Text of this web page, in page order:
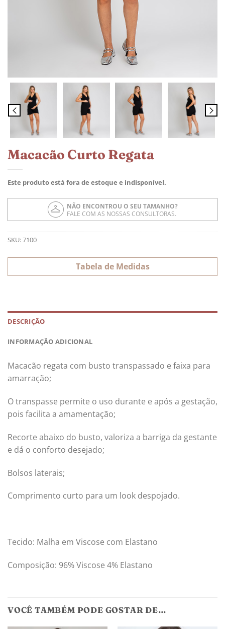
Macacão Curto Regata
Este produto está fora de estoque e indisponível.
NÃO ENCONTROU O SEU TAMANHO?
FALE COM AS NOSSAS CONSULTORAS.
SKU:7100
Tabela de Medidas
DESCRIÇÃO
INFORMAÇÃO ADICIONAL
Macacão regata com busto transpassado e faixa para
amarração;
O transpasse permite o uso durante e após a gestação,
pois facilita a amamentação;
Recorte abaixo do busto, valoriza a barriga da gestante
e dá o conforto desejado;
Bolsos laterais;
Comprimento curto para um look despojado.
Tecido: Malha em Viscose com Elastano
Composição: 96% Viscose 4% Elastano
VOCÊ TAMBÉM PODE GOSTAR DE…